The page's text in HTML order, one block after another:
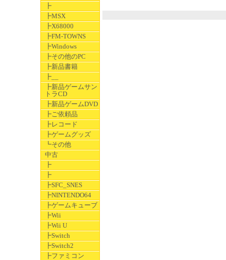
┣
┣MSX
┣X68000
┣FM-TOWNS
┣Windows
┣その他のPC
┣新品書籍
┣__
┣新品ゲームサン
トラCD
┣新品ゲームDVD
┣ご依頼品
┣レコード
┣ゲームグッズ
┗その他
中古
┣
┣
┣SFC_SNES
┣NINTENDO64
┣ゲームキューブ
┣Wii
┣Wii U
┣Switch
┣Switch2
┣ファミコン